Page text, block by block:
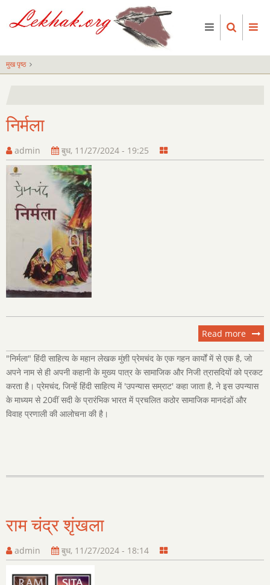
मुख पृष्ठ
निर्मला
admin बुध, 11/27/2024 - 19:25
Read more about
"निर्मला" हिंदी साहित्य के महान लेखक मुंशी प्रेमचंद के एक गहन कार्यों में से एक है, जो
अपने नाम से ही अपनी कहानी के मुख्य पात्र के सामाजिक और निजी त्रासदियों को प्रकट
करता है। प्रेमचंद, जिन्हें हिंदी साहित्य में 'उपन्यास सम्राट' कहा जाता है, ने इस उपन्यास
के माध्यम से 20वीं सदी के प्रारंभिक भारत में प्रचलित कठोर सामाजिक मानदंडों और
विवाह प्रणाली की आलोचना की है।
राम चंद्र शृंखला
admin बुध, 11/27/2024 - 18:14